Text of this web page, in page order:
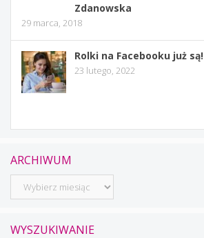
Zdanowska
29 marca, 2018
Rolki na Facebooku już są!
23 lutego, 2022
ARCHIWUM
Archiwum
WYSZUKIWANIE